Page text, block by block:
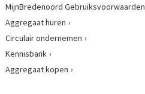
MijnBredenoord Gebruiksvoorwaarden
Aggregaat huren
Circulair ondernemen
Kennisbank
Aggregaat kopen